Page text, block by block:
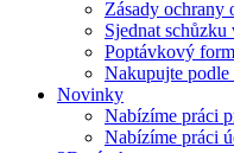
Zásady ochrany
Sjednat schůzku
Poptávkový
Nakupujte podle
Novinky
Nabízíme práci
Nabízíme práci